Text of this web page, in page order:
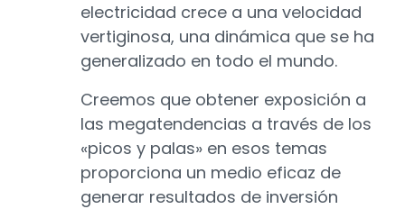
electricidad crece a una velocidad
vertiginosa, una dinámica que se ha
generalizado en todo el mundo.
Creemos que obtener exposición a
las megatendencias a través de los
«picos y palas» en esos temas
proporciona un medio eficaz de
generar resultados de inversión